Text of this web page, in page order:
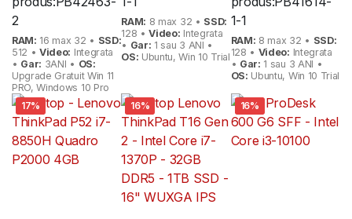
2
RAM: 16 max 32 • SSD:
512 •Video: Integrata
• Gar: 3ANI • OS:
Upgrade Gratuit Win 11
PRO, Windows 10 Pro
RAM: 8 max 32 • SSD:
128 •Video: Integrata
• Gar: 1 sau 3 ANI •
OS: Ubuntu, Win 10 Trial
1-1
RAM: 8 max 32 • SSD:
128 • Video: Integrata
• Gar: 1 sau 3 ANI •
OS: Ubuntu, Win 10 Trial
17% 16% 16%